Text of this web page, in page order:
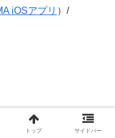
iOSアプリ ）/
トップ サイドバー